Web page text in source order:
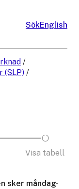
SökEnglish
/
(SLP) /
Visa tabell
sker måndag-